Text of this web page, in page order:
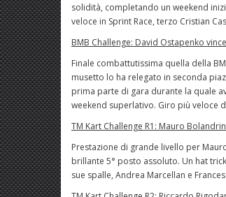
solidità, completando un weekend
veloce in Sprint Race, terzo Cristian
BMB Challenge: David Ostapenko vince
Finale combattutissima quella della
musetto lo ha relegato in seconda
prima parte di gara durante la quale
weekend superlativo. Giro più veloce
TM Kart Challenge R1: Mauro
Prestazione di grande livello per
brillante 5° posto assoluto. Un hat
sue spalle, Andrea Marcellan e